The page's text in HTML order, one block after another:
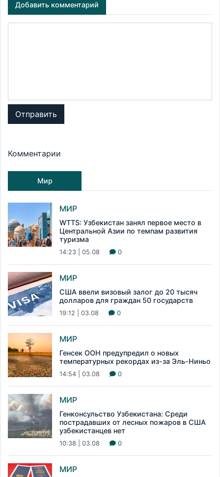
Добавить комментарий
Отправить
Комментарии
Мир
МИР
WTTS: Узбекистан занял первое место в
Центральной Азии по темпам развития
туризма
14:23 | 05.08 0
МИР
США ввели визовый залог до 20 тысяч
долларов для граждан 50 государств
19:12 | 03.08 0
МИР
Генсек ООН предупредил о новых
температурных рекордах из-за Эль-Ниньо
14:54 | 03.08 0
МИР
Генконсульство Узбекистана: Среди
пострадавших от лесных пожаров в США
узбекистанцев нет
10:38 | 03.08 0
МИР